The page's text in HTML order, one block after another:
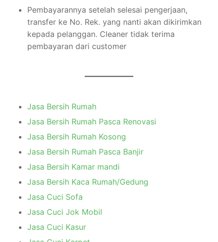
Pembayarannya setelah selesai pengerjaan,
transfer ke No. Rek. yang nanti akan dikirimkan
kepada pelanggan. Cleaner tidak terima
pembayaran dari customer
Jasa Bersih Rumah
Jasa Bersih Rumah Pasca Renovasi
Jasa Bersih Rumah Kosong
Jasa Bersih Rumah Pasca Banjir
Jasa Bersih Kamar mandi
Jasa Bersih Kaca Rumah/Gedung
Jasa Cuci Sofa
Jasa Cuci Jok Mobil
Jasa Cuci Kasur